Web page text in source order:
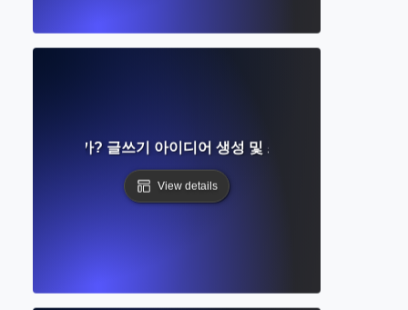
란 무엇인가? 글쓰기 아이디어 생성 및 조직에 대한 완벽한
View details